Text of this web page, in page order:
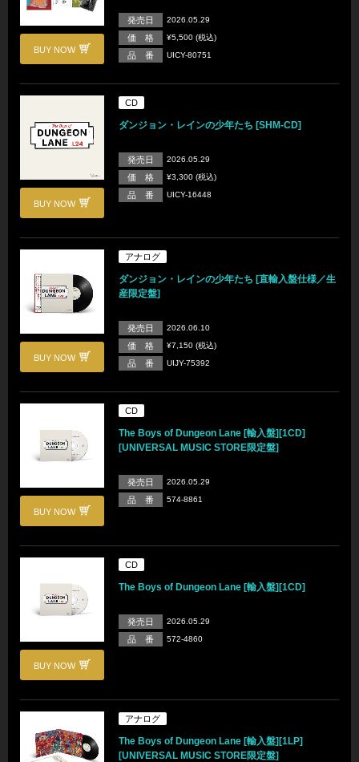
BUY NOW
発売日 2026.05.29
価 格 ¥5,500 (税込)
品 番 UICY-80751
BUY NOW
CD
ダンジョン・レインの少年たち [SHM-CD]
発売日 2026.05.29
価 格 ¥3,300 (税込)
品 番 UICY-16448
BUY NOW
アナログ
ダンジョン・レインの少年たち [直輸入盤仕様／生
産限定盤]
発売日 2026.06.10
価 格 ¥7,150 (税込)
品 番 UIJY-75392
BUY NOW
CD
The Boys of Dungeon Lane [輸入盤][1CD]
[UNIVERSAL MUSIC STORE限定盤]
発売日 2026.05.29
品 番 574-8861
BUY NOW
CD
The Boys of Dungeon Lane [輸入盤][1CD]
発売日 2026.05.29
品 番 572-4860
アナログ
The Boys of Dungeon Lane [輸入盤][1LP]
[UNIVERSAL MUSIC STORE限定盤]